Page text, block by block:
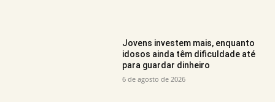
Jovens investem mais, enquanto
idosos ainda têm dificuldade até
para guardar dinheiro
6 de agosto de 2026